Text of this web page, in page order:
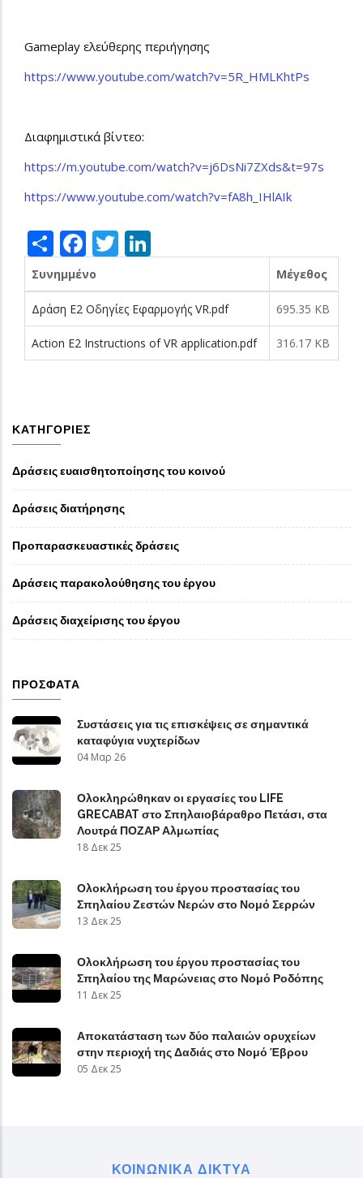
Gameplay ελεύθερης περιήγησης
https://www.youtube.com/watch?v=5R_HMLKhtPs
Διαφημιστικά βίντεο:
https://m.youtube.com/watch?v=j6DsNi7ZXds&t=97s
https://www.youtube.com/watch?v=fA8h_IHlAIk
ShareFacebook
Twitter
Συνημμένο Μέγεθος
Δράση Ε2 Οδηγίες Εφαρμογής VR.pdf 695.35 KB
Action E2 Instructions of VR application.pdf 316.17 KB
ΚΑΤΗΓΟΡΊΕΣ
Δράσεις ευαισθητοποίησης του κοινού
Δράσεις διατήρησης
Προπαρασκευαστικές δράσεις
Δράσεις παρακολούθησης του έργου
Δράσεις διαχείρισης του έργου
ΠΡΌΣΦΑΤΑ
Συστάσεις για τις επισκέψεις σε σημαντικά
καταφύγια νυχτερίδων
04 Μαρ 26
Ολοκληρώθηκαν οι εργασίες του LIFE
GRECABAT στο Σπηλαιοβάραθρο Πετάσι, στα
Λουτρά ΠΟΖΑΡ Αλμωπίας
18 Δεκ 25
Ολοκλήρωση του έργου προστασίας του
Σπηλαίου Ζεστών Νερών στο Νομό Σερρών
13 Δεκ 25
Ολοκλήρωση του έργου προστασίας του
Σπηλαίου της Μαρώνειας στο Νομό Ροδόπης
11 Δεκ 25
Αποκατάσταση των δύο παλαιών ορυχείων
στην περιοχή της Δαδιάς στο Νομό Έβρου
05 Δεκ 25
ΚΟΙΝΩΝΙΚΆ ΔΊΚΤΥΑ